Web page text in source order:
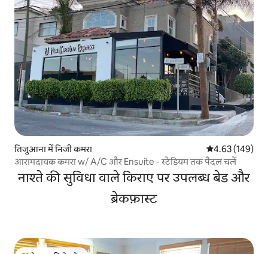
तिजुआना में निजी कमरा औसत रेटिंग 5 में से
4.63 (149)
आरामदायक कमरा w/ A/C और Ensuite - स्टेडियम तक पैदल चलें
नाश्ते की सुविधा वाले किराए पर उपलब्ध बेड और
ब्रेकफ़ास्ट